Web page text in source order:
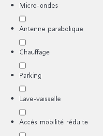
Micro-ondes
Antenne parabolique
Chauffage
Parking
Lave-vaisselle
Accès mobilité réduite